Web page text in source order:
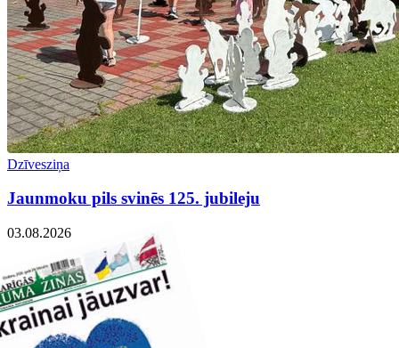
Dzīvesziņa
Jaunmoku pils svinēs 125. jubileju
03.08.2026